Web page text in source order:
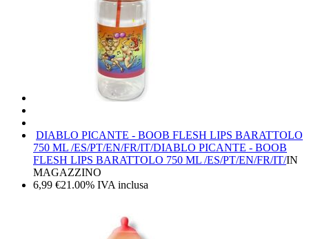
DIABLO PICANTE - BOOB FLESH LIPS BARATTOLO
750 ML /ES/PT/EN/FR/IT/DIABLO PICANTE - BOOB
FLESH LIPS BARATTOLO 750 ML /ES/PT/EN/FR/IT/IN
MAGAZZINO
6,99 €21.00% IVA inclusa